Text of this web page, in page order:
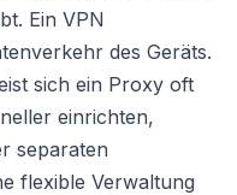
Ein VPN
des Geräts.
sich ein Proxy oft
einrichten,
separaten
flexible Verwaltung